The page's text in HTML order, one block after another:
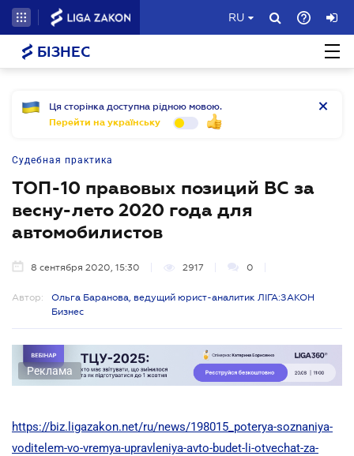
RU
БІЗНЕС
Ця сторінка доступна рідною мовою.
Перейти на українську
Судебная практика
ТОП-10 правовых позиций ВС за
весну-лето 2020 года для
автомобилистов
8 сентября 2020, 15:30 2917 0
Автор:
Ольга Баранова, ведущий юрист-аналитик ЛІГА:ЗАКОН
Бизнес
Реклама
https://biz.ligazakon.net/ru/news/198015_poterya-soznaniya-
voditelem-vo-vremya-upravleniya-avto-budet-li-otvechat-za-